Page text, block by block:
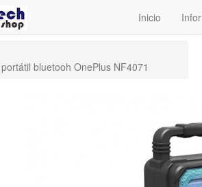
Inicio
bluetooh OnePlus NF4071